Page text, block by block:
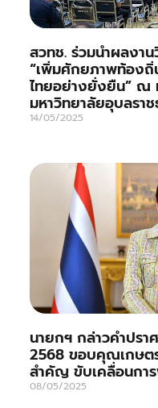
สวทช. ร่วมนำผลงา
“เพิ่มศักยภาพท้องถิ่
ไทยอย่างยั่งยืน” ณ
มหาวิทยาลัยอุบลราช
14/05/2025
นายกฯ กล่าวคำปรา
2568 ขอบคุณเกษต
สำคัญ ขับเคลื่อนกา
08/05/2025